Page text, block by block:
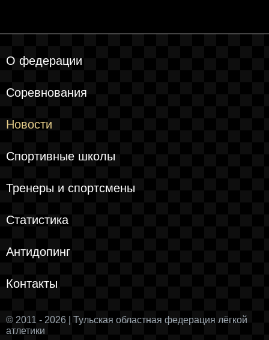
О федерации
Соревнования
Новости
Спортивные школы
Тренеры и спортсмены
Статистика
Антидопинг
Контакты
© 2011 - 2026 | Тульская областная федерация лёгкой
атлетики